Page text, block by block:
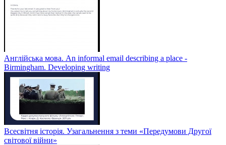
Англійська мова. An informal email describing a place -
Birmingham. Developing writing
Всесвітня історія. Узагальнення з теми «Передумови Другої
світової війни»